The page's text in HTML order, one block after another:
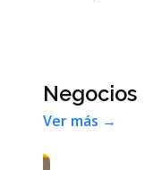
Negocios
Ver más →